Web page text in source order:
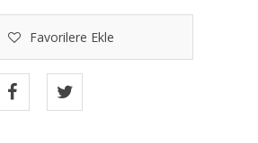
Favorilere Ekle